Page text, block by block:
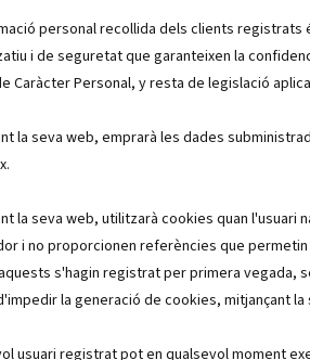
personal recollida dels clients registrats
i de seguretat que garanteixen la
Caràcter Personal, y resta de legislació
la seva web, emprarà les dades
la seva web, utilitzarà cookies quan l'usuari
i no proporcionen referències que
s'hagin registrat per primera vegada,
la generació de cookies, mitjançant
usuari registrat pot en qualsevol moment